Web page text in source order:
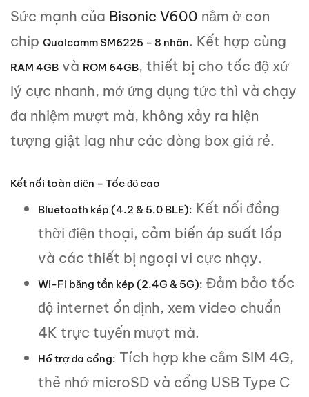
Sức mạnh của Bisonic V600 nằm ở con
chip Qualcomm SM6225 – 8 nhân. Kết hợp cùng
RAM 4GB và ROM 64GB, thiết bị cho tốc độ xử
lý cực nhanh, mở ứng dụng tức thì và chạy
đa nhiệm mượt mà, không xảy ra hiện
tượng giật lag như các dòng box giá rẻ.
Kết nối toàn diện – Tốc độ cao
Bluetooth kép (4.2 & 5.0 BLE): Kết nối đồng
thời điện thoại, cảm biến áp suất lốp
và các thiết bị ngoại vi cực nhạy.
Wi-Fi băng tần kép (2.4G & 5G): Đảm bảo tốc
độ internet ổn định, xem video chuẩn
4K trực tuyến mượt mà.
Hỗ trợ đa cổng: Tích hợp khe cắm SIM 4G,
thẻ nhớ microSD và cổng USB Type C